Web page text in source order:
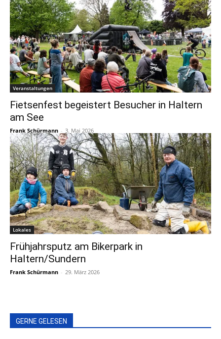
Veranstaltungen
Fietsenfest begeistert Besucher in Haltern
am See
Frank Schürmann - 3. Mai 2026
Lokales
Frühjahrsputz am Bikerpark in
Haltern/Sundern
Frank Schürmann - 29. März 2026
GERNE GELESEN